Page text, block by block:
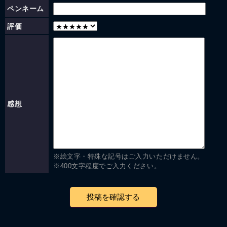
ペンネーム
評価
感想
※絵文字・特殊な記号はご入力いただけません。
※400文字程度でご入力ください。